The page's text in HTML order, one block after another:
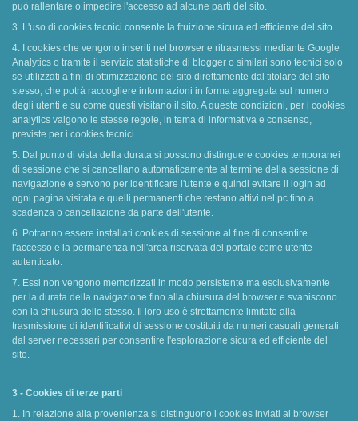
può rallentare o impedire l'accesso ad alcune parti del sito.
3. L'uso di cookies tecnici consente la fruizione sicura ed efficiente del sito.
4. I cookies che vengono inseriti nel browser e ritrasmessi mediante Google
Analytics o tramite il servizio statistiche di blogger o similari sono tecnici solo
se utilizzati a fini di ottimizzazione del sito direttamente dal titolare del sito
stesso, che potrà raccogliere informazioni in forma aggregata sul numero
degli utenti e su come questi visitano il sito. A queste condizioni, per i cookies
analytics valgono le stesse regole, in tema di informativa e consenso,
previste per i cookies tecnici.
5. Dal punto di vista della durata si possono distinguere cookies temporanei
di sessione che si cancellano automaticamente al termine della sessione di
navigazione e servono per identificare l'utente e quindi evitare il login ad
ogni pagina visitata e quelli permanenti che restano attivi nel pc fino a
scadenza o cancellazione da parte dell'utente.
6. Potranno essere installati cookies di sessione al fine di consentire
l'accesso e la permanenza nell'area riservata del portale come utente
autenticato.
7. Essi non vengono memorizzati in modo persistente ma esclusivamente
per la durata della navigazione fino alla chiusura del browser e svaniscono
con la chiusura dello stesso. Il loro uso è strettamente limitato alla
trasmissione di identificativi di sessione costituiti da numeri casuali generati
dal server necessari per consentire l'esplorazione sicura ed efficiente del
sito.
3 - Cookies di terze parti
1. In relazione alla provenienza si distinguono i cookies inviati al browser